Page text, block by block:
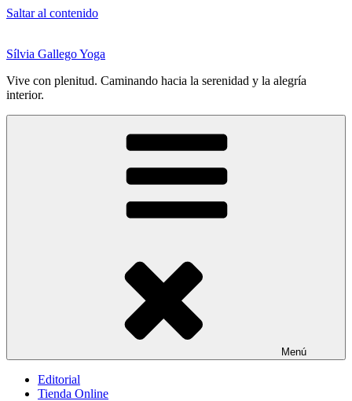
Saltar al contenido
Sílvia Gallego Yoga
Vive con plenitud. Caminando hacia la serenidad y la alegría
interior.
Menú
Editorial
Tienda Online